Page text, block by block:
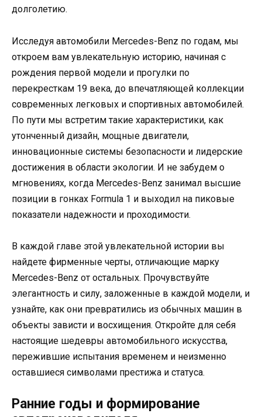
долголетию.
Исследуя автомобили Mercedes-Benz по годам, мы
откроем вам увлекательную историю, начиная с
рождения первой модели и прогулки по
перекресткам 19 века, до впечатляющей коллекции
современных легковых и спортивных автомобилей.
По пути мы встретим такие характеристики, как
утонченный дизайн, мощные двигатели,
инновационные системы безопасности и лидерские
достижения в области экологии. И не забудем о
мгновениях, когда Mercedes-Benz занимал высшие
позиции в гонках Formula 1 и выходил на пиковые
показатели надежности и проходимости.
В каждой главе этой увлекательной истории вы
найдете фирменные черты, отличающие марку
Mercedes-Benz от остальных. Прочувствуйте
элегантность и силу, заложенные в каждой модели, и
узнайте, как они превратились из обычных машин в
объекты зависти и восхищения. Откройте для себя
настоящие шедевры автомобильного искусства,
пережившие испытания временем и неизменно
оставшиеся символами престижа и статуса.
Ранние годы и формирование